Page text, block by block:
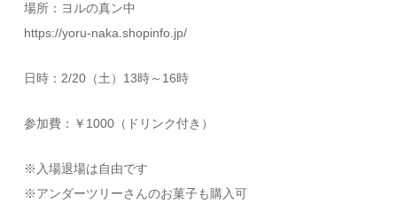
場所：ヨルの真ン中
https://yoru-naka.shopinfo.jp/
日時：2/20（土）13時～16時
参加費：￥1000（ドリンク付き）
※入場退場は自由です
※アンダーツリーさんのお菓子も購入可